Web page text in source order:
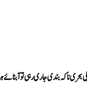
بحری ناکہ بندی جاری رہی تو آبنائے